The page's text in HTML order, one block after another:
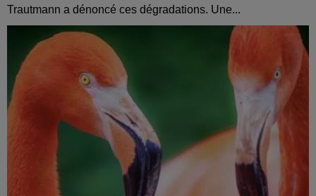
Trautmann a dénoncé ces dégradations. Une...